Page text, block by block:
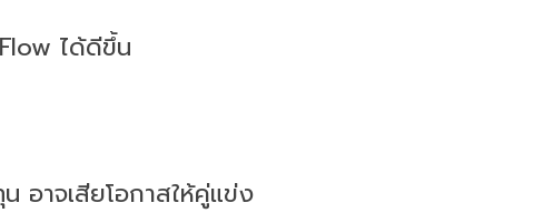
ได้ดีขึ้น
อาจเสียโอกาสให้คู่แข่ง